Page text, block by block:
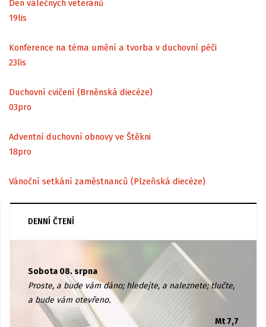
Den válečných veteránů
19lis
Konference na téma umění a tvorba v duchovní péči
23lis
Duchovní cvičení (Brněnská diecéze)
03pro
Adventní duchovní obnovy ve Štěkni
18pro
Vánoční setkání zaměstnanců (Plzeňská diecéze)
DENNÍ ČTENÍ
Sobota 08. srpna
Proste, a bude vám dáno; hledejte, a naleznete; tlučte,
a bude vám otevřeno.
Mt 7,7